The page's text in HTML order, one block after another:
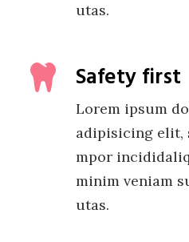
utas.
Safety first
Lorem ipsum
adipisicing elit,
mpor
minim veniam
utas.